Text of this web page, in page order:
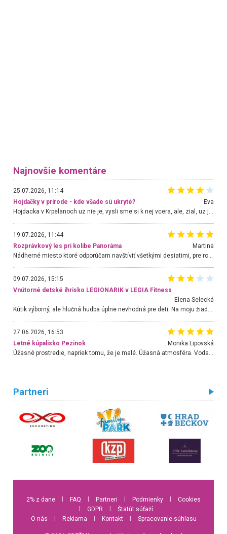
Najnovšie komentáre
25.07.2026, 11:14
Hojdačky v prírode - kde všade sú ukryté?
Eva
Hojdacka v Krpelanoch uz nie je, vysli sme si k nej vcera, ale, zial, uz je znicena. Ak sem planujete cestu len kvoli hojdacke, mozete si ju usetrit. Krasny vyhlad je tu vsak aj bez hojdacky :-)
19.07.2026, 11:44
Rozprávkový les pri kolibe Panoráma
Martina
Nádherné miesto ktoré odporúčam navštíviť všetkými desiatimi, pre rodiny s deťmi, dôchodcom... Proste a jednoducho ozaj rozprávkový les.. určite ešte prídeme. Odniesli sme si na pamiatku krásne tričká,
09.07.2026, 15:15
Vnútorné detské ihrisko LEGIONARIK v LEGIA Fitness
Elena Selecká
27.06.2026, 16:53
Letné kúpalisko Pezinok
. Monika Lipovská
Úžasné prostredie, napriek tomu, že je malé. Úžasná atmosféra. Voda fantastická a nádherná. Ľudí je pomerne veľa, ale su mili a ohľaduplní. Je veľmi zaujímavé sledovať, ako dokážu spolu športovať cudzí ľudia a bez ohľadu na vek. Vládne tu pohoda. Vnuka neviem dostať z vody. Ďakujem za krásny deň . Urcite sa sem vrátim. Jediný problém je s parkovaním, ale aj ten sa mi podarilo vyriešiť. Monika Bratislava
Partneri
2% z dane FAQ Partneri Podmienky
Cookies
GDPR
Štatút súťaží
O nás
Reklama Kontakt Spracovanie súhlasu